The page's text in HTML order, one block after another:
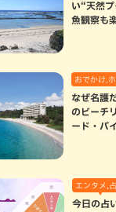
い“天然
魚観察も
おでかけ,
なぜ名護
のビーチ
ード・バ
エンタメ,
今日の占